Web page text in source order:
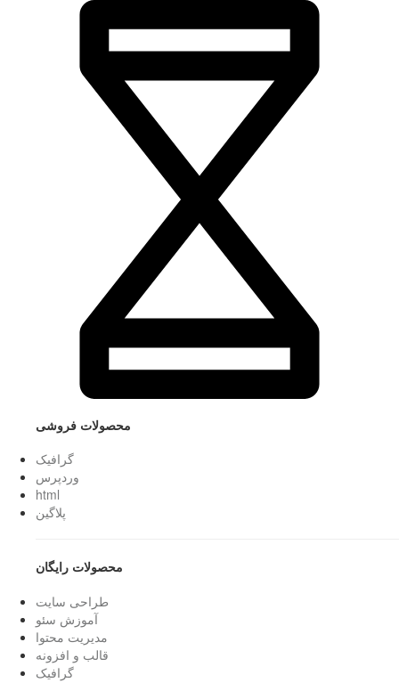
محصولات فروشی
گرافیک
وردپرس
html
پلاگین
محصولات رایگان
طراحی سایت
آموزش سئو
مدیریت محتوا
قالب و افزونه
گرافیک